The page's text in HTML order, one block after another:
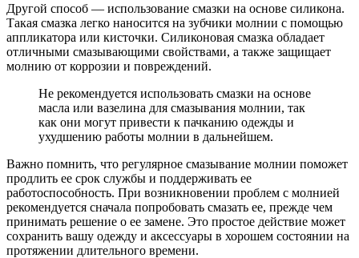
Другой способ — использование смазки на основе силикона.
Такая смазка легко наносится на зубчики молнии с помощью
аппликатора или кисточки. Силиконовая смазка обладает
отличными смазывающими свойствами, а также защищает
молнию от коррозии и повреждений.
Не рекомендуется использовать смазки на основе
масла или вазелина для смазывания молнии, так
как они могут привести к пачканию одежды и
ухудшению работы молнии в дальнейшем.
Важно помнить, что регулярное смазывание молнии поможет
продлить ее срок службы и поддерживать ее
работоспособность. При возникновении проблем с молнией
рекомендуется сначала попробовать смазать ее, прежде чем
принимать решение о ее замене. Это простое действие может
сохранить вашу одежду и аксессуары в хорошем состоянии на
протяжении длительного времени.